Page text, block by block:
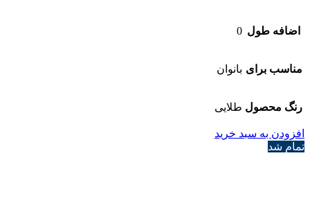
اضافه طول 0
مناسب برای بانوان
رنگ محصول طلایی
افزودن به سبد خرید
تمام شد